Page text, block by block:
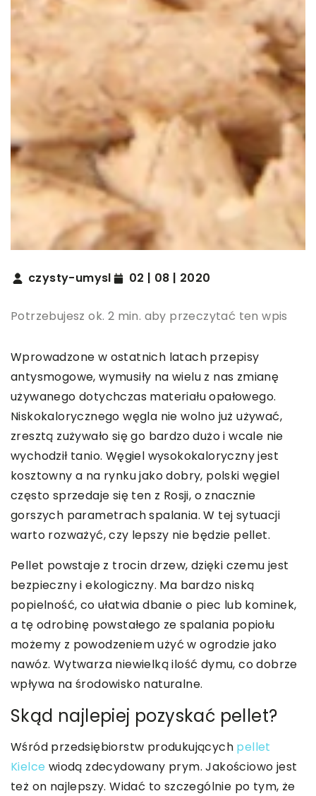
czysty-umysl 02 | 08 | 2020
Potrzebujesz ok. 2 min. aby przeczytać ten wpis
Wprowadzone w ostatnich latach przepisy
antysmogowe, wymusiły na wielu z nas zmianę
używanego dotychczas materiału opałowego.
Niskokalorycznego węgla nie wolno już używać,
zresztą zużywało się go bardzo dużo i wcale nie
wychodził tanio. Węgiel wysokokaloryczny jest
kosztowny a na rynku jako dobry, polski węgiel
często sprzedaje się ten z Rosji, o znacznie
gorszych parametrach spalania. W tej sytuacji
warto rozważyć, czy lepszy nie będzie pellet.
Pellet powstaje z trocin drzew, dzięki czemu jest
bezpieczny i ekologiczny. Ma bardzo niską
popielność, co ułatwia dbanie o piec lub kominek,
a tę odrobinę powstałego ze spalania popiołu
możemy z powodzeniem użyć w ogrodzie jako
nawóz. Wytwarza niewielką ilość dymu, co dobrze
wpływa na środowisko naturalne.
Skąd najlepiej pozyskać pellet?
Wśród przedsiębiorstw produkujących pellet
Kielce wiodą zdecydowany prym. Jakościowo jest
też on najlepszy. Widać to szczególnie po tym, że